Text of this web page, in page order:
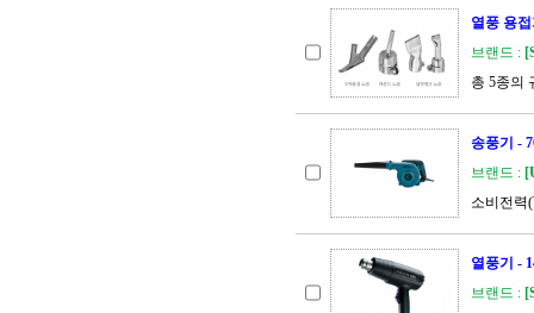
열풍 용
브랜드 :
총 5종의
송풍기 -
브랜드 :
소비전력
열풍기 -
브랜드 :